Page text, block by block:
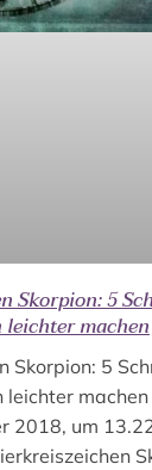
Skorpion: 5
leichter machen
Skorpion: 5
leichter
2018, um